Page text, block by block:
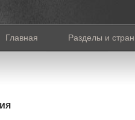
Главная Разделы и